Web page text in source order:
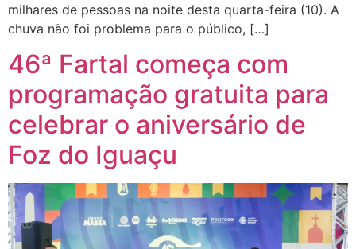
milhares de pessoas na noite desta quarta-feira (10). A
chuva não foi problema para o público, […]
46ª Fartal começa com
programação gratuita para
celebrar o aniversário de
Foz do Iguaçu